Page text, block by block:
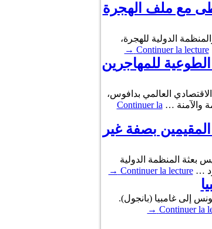
مع ملف الهجرة
الدولية للهجرة،
Continuer la lecture
→
للمهاجرين
2025، بمناسبة مشاركته في المنتدى الاقتصادي العالمي بدافوس،
Continuer la
بصفة غير
اليوم الثلاثاء 5 نوفمبر 2024، عزوز السامري، رئيس بعثة المنظمة الدولية
…
Continuer la lecture
→
قامت اليوم بتسهيل العودة الطوعية الآمنة والكريمة لـ 161 مهاجرًا من تونس إلى غامبيا (بانجول).
Continuer la
→